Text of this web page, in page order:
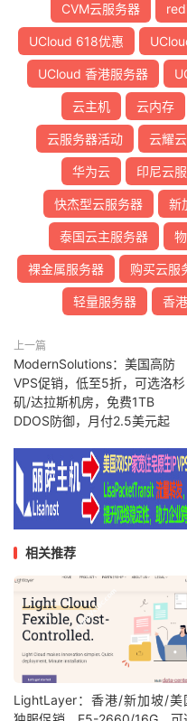
CVM云服务器
UCloud 618优惠
UCloud 香港服务器
云主机 云内存
云服务器活动 云耀
华为云 印尼云
快杰型云服务器 新
泰国云主服务器
裸金属服务器 购买云服
轻量服务器 香
上一篇
ModernSolutions：美国高防
VPS促销，低至5折，可选洛杉
矶/达拉斯机房，免费1TB
DDOS防御，月付2.5美元起
相关推荐
LightLayer：香港/新加坡/美